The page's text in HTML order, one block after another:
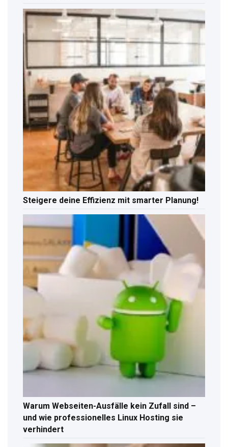
Steigere deine Effizienz mit smarter Planung!
Warum Webseiten-Ausfälle kein Zufall sind –
und wie professionelles Linux Hosting sie
verhindert